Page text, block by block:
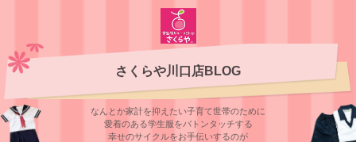
さくらや川口店BLOG
なんとか家計を抑えたい子育て世帯のために
愛着のある学⽣服をバトンタッチする
幸せのサイクルをお⼿伝いするのが